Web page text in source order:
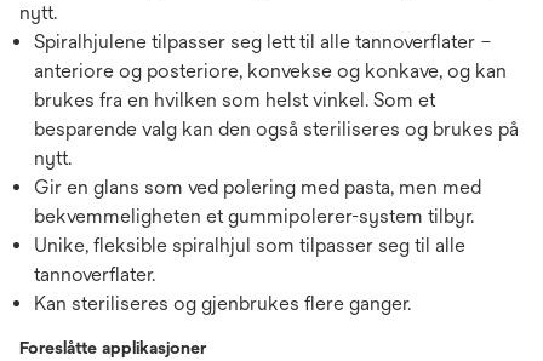
nytt.
Spiralhjulene tilpasser seg lett til alle tannoverflater –
anteriore og posteriore, konvekse og konkave, og kan
brukes fra en hvilken som helst vinkel. Som et
besparende valg kan den også steriliseres og brukes på
nytt.
Gir en glans som ved polering med pasta, men med
bekvemmeligheten et gummipolerer-system tilbyr.
Unike, fleksible spiralhjul som tilpasser seg til alle
tannoverflater.
Kan steriliseres og gjenbrukes flere ganger.
Foreslåtte applikasjoner